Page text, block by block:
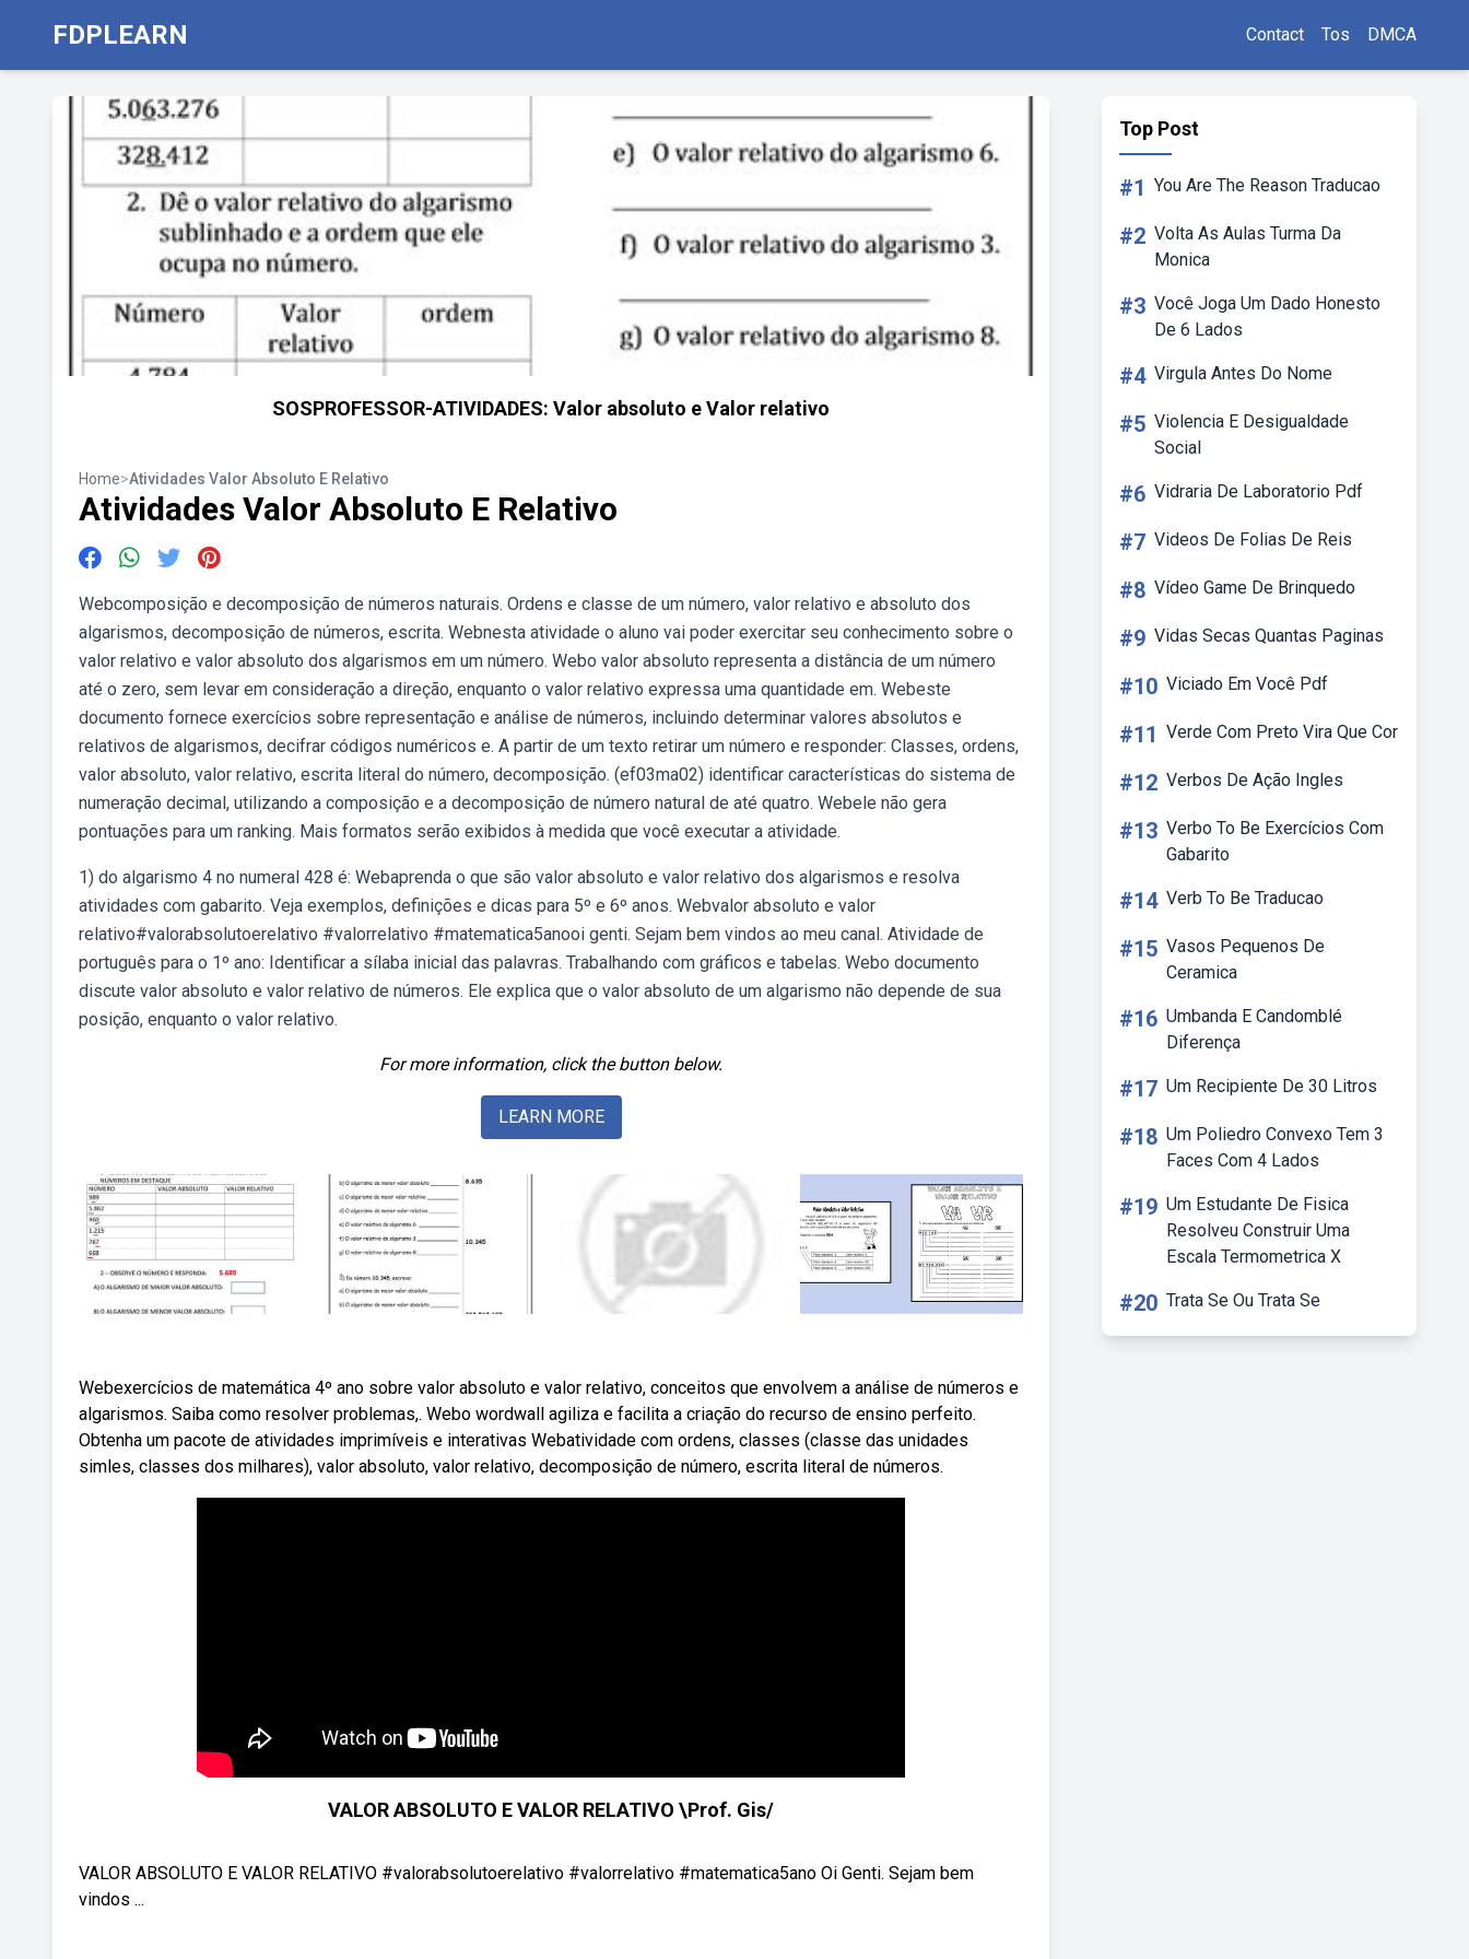
FDPLEARN Contact Tos DMCA
SOSPROFESSOR-ATIVIDADES: Valor absoluto e Valor relativo
Home>Atividades Valor Absoluto E Relativo
Atividades Valor Absoluto E Relativo
Webcomposição e decomposição de números naturais. Ordens e classe de um número, valor relativo e absoluto dos
algarismos, decomposição de números, escrita. Webnesta atividade o aluno vai poder exercitar seu conhecimento sobre o
valor relativo e valor absoluto dos algarismos em um número. Webo valor absoluto representa a distância de um número
até o zero, sem levar em consideração a direção, enquanto o valor relativo expressa uma quantidade em. Webeste
documento fornece exercícios sobre representação e análise de números, incluindo determinar valores absolutos e
relativos de algarismos, decifrar códigos numéricos e. A partir de um texto retirar um número e responder: Classes, ordens,
valor absoluto, valor relativo, escrita literal do número, decomposição. (ef03ma02) identificar características do sistema de
numeração decimal, utilizando a composição e a decomposição de número natural de até quatro. Webele não gera
pontuações para um ranking. Mais formatos serão exibidos à medida que você executar a atividade.
1) do algarismo 4 no numeral 428 é: Webaprenda o que são valor absoluto e valor relativo dos algarismos e resolva
atividades com gabarito. Veja exemplos, definições e dicas para 5º e 6º anos. Webvalor absoluto e valor
relativo#valorabsolutoerelativo #valorrelativo #matematica5anooi genti. Sejam bem vindos ao meu canal. Atividade de
português para o 1º ano: Identificar a sílaba inicial das palavras. Trabalhando com gráficos e tabelas. Webo documento
discute valor absoluto e valor relativo de números. Ele explica que o valor absoluto de um algarismo não depende de sua
posição, enquanto o valor relativo.
For more information, click the button below.
LEARN MORE
Webexercícios de matemática 4º ano sobre valor absoluto e valor relativo, conceitos que envolvem a análise de números e
algarismos. Saiba como resolver problemas,. Webo wordwall agiliza e facilita a criação do recurso de ensino perfeito.
Obtenha um pacote de atividades imprimíveis e interativas Webatividade com ordens, classes (classe das unidades
simles, classes dos milhares), valor absoluto, valor relativo, decomposição de número, escrita literal de números.
VALOR ABSOLUTO E VALOR RELATIVO \Prof. Gis/
VALOR ABSOLUTO E VALOR RELATIVO #valorabsolutoerelativo #valorrelativo #matematica5ano Oi Genti. Sejam bem
vindos ...
Top Post
#1 You Are The Reason Traducao
#2 Volta As Aulas Turma Da
Monica
#3 Você Joga Um Dado Honesto
De 6 Lados
#4 Virgula Antes Do Nome
#5 Violencia E Desigualdade
Social
#6 Vidraria De Laboratorio Pdf
#7 Videos De Folias De Reis
#8 Vídeo Game De Brinquedo
#9 Vidas Secas Quantas Paginas
#10 Viciado Em Você Pdf
#11 Verde Com Preto Vira Que Cor
#12 Verbos De Ação Ingles
#13 Verbo To Be Exercícios Com
Gabarito
#14 Verb To Be Traducao
#15 Vasos Pequenos De
Ceramica
#16 Umbanda E Candomblé
Diferença
#17 Um Recipiente De 30 Litros
#18 Um Poliedro Convexo Tem 3
Faces Com 4 Lados
#19 Um Estudante De Fisica
Resolveu Construir Uma
Escala Termometrica X
#20 Trata Se Ou Trata Se